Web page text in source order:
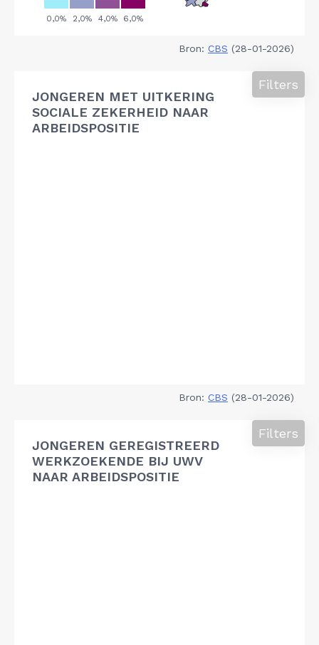
Bron: CBS (28-01-2026)
JONGEREN MET UITKERING
SOCIALE ZEKERHEID NAAR
ARBEIDSPOSITIE
Filters
Bron: CBS (28-01-2026)
JONGEREN GEREGISTREERD
WERKZOEKENDE BIJ UWV
NAAR ARBEIDSPOSITIE
Filters